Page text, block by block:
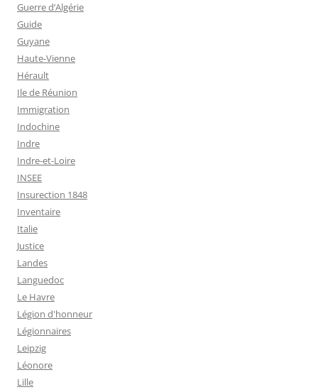
Guerre d’Algérie
Guide
Guyane
Haute-Vienne
Hérault
Ile de Réunion
Immigration
Indochine
Indre
Indre-et-Loire
INSEE
Insurection 1848
Inventaire
Italie
Justice
Landes
Languedoc
Le Havre
Légion d'honneur
Légionnaires
Leipzig
Léonore
Lille